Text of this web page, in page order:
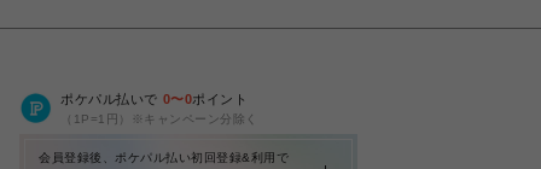
ポケパル払いで 0〜0ポイント
（1P=1円）※キャンペーン分除く
会員登録後、ポケパル払い初回登録&利用で